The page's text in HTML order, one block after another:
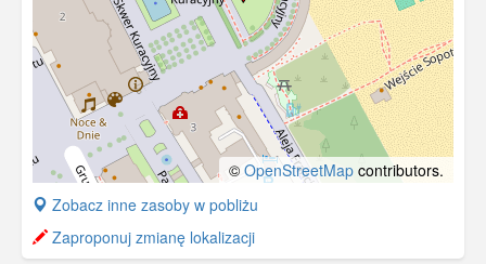
© OpenStreetMap contributors.
+
−
Zobacz inne zasoby w pobliżu
Zaproponuj zmianę lokalizacji